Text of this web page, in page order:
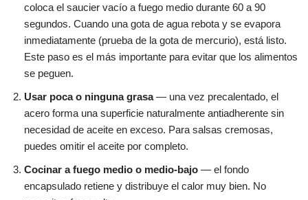
coloca el saucier vacío a fuego medio durante 60 a 90
segundos. Cuando una gota de agua rebota y se evapora
inmediatamente (prueba de la gota de mercurio), está listo.
Este paso es el más importante para evitar que los alimentos
se peguen.
Usar poca o ninguna grasa— una vez precalentado, el
acero forma una superficie naturalmente antiadherente sin
necesidad de aceite en exceso. Para salsas cremosas,
puedes omitir el aceite por completo.
Cocinar a fuego medio o medio-bajo — el fondo
encapsulado retiene y distribuye el calor muy bien. No